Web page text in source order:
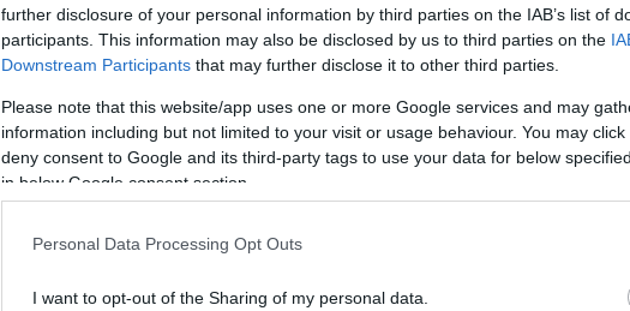
further disclosure of your personal information by third parties on the IAB’s list of
participants. This information may also be disclosed by us to third parties on the
Downstream Participants that may further disclose it to other third parties.
Please note that this website/app uses one or more Google services and may
information including but not limited to your visit or usage behaviour. You may
deny consent to Google and its third-party tags to use your data for below
in below Google consent section.
Personal Data Processing Opt Outs
I want to opt-out of the Sharing of my personal data.